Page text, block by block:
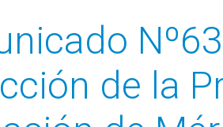
de la